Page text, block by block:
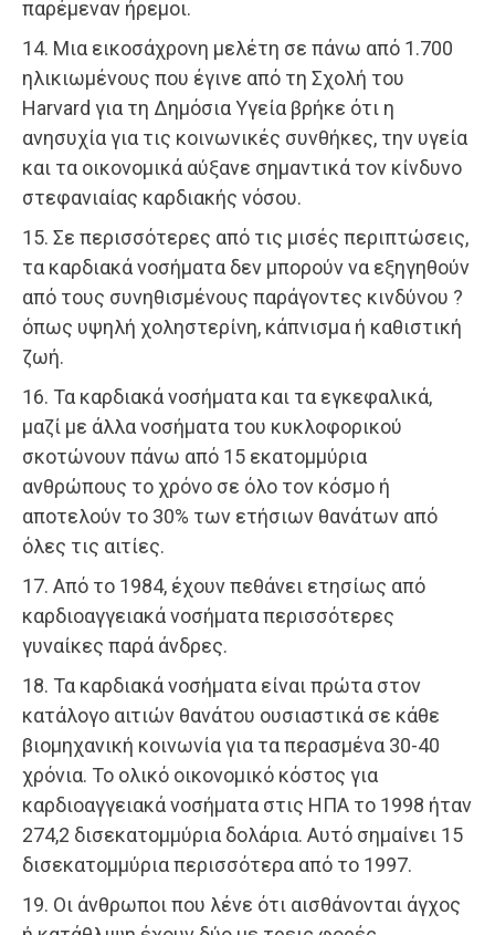
παρέμεναν ήρεμοι.
14. Μια εικοσάχρονη μελέτη σε πάνω από 1.700
ηλικιωμένους που έγινε από τη Σχολή του
Harvard για τη Δημόσια Υγεία βρήκε ότι η
ανησυχία για τις κοινωνικές συνθήκες, την υγεία
και τα οικονομικά αύξανε σημαντικά τον κίνδυνο
στεφανιαίας καρδιακής νόσου.
15. Σε περισσότερες από τις μισές περιπτώσεις,
τα καρδιακά νοσήματα δεν μπορούν να εξηγηθούν
από τους συνηθισμένους παράγοντες κινδύνου ?
όπως υψηλή χοληστερίνη, κάπνισμα ή καθιστική
ζωή.
16. Τα καρδιακά νοσήματα και τα εγκεφαλικά,
μαζί με άλλα νοσήματα του κυκλοφορικού
σκοτώνουν πάνω από 15 εκατομμύρια
ανθρώπους το χρόνο σε όλο τον κόσμο ή
αποτελούν το 30% των ετήσιων θανάτων από
όλες τις αιτίες.
17. Από το 1984, έχουν πεθάνει ετησίως από
καρδιοαγγειακά νοσήματα περισσότερες
γυναίκες παρά άνδρες.
18. Τα καρδιακά νοσήματα είναι πρώτα στον
κατάλογο αιτιών θανάτου ουσιαστικά σε κάθε
βιομηχανική κοινωνία για τα περασμένα 30-40
χρόνια. Το ολικό οικονομικό κόστος για
καρδιοαγγειακά νοσήματα στις ΗΠΑ το 1998 ήταν
274,2 δισεκατομμύρια δολάρια. Αυτό σημαίνει 15
δισεκατομμύρια περισσότερα από το 1997.
19. Οι άνθρωποι που λένε ότι αισθάνονται άγχος